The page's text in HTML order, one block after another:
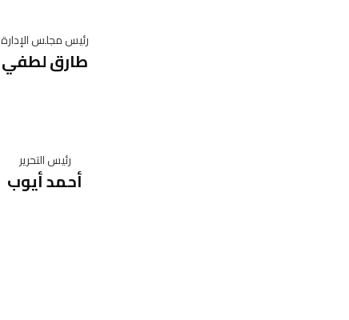
رئيس مجلس الإدارة
طارق لطفي
رئيس التحرير
أحمد أيوب